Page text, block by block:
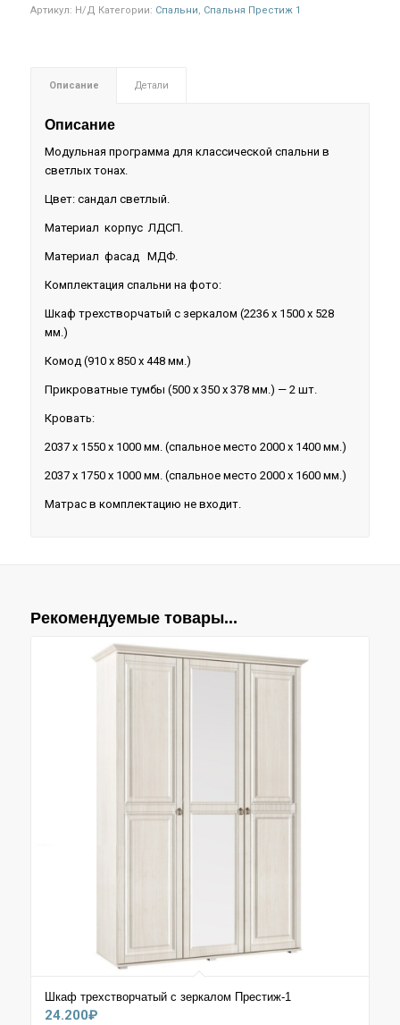
Артикул: Н/Д Категории: Спальни, Спальня Престиж 1
Описание Детали
Описание
Модульная программа для классической спальни в
светлых тонах.
Цвет: сандал светлый.
Материал корпус ЛДСП.
Материал фасад МДФ.
Комплектация спальни на фото:
Шкаф трехстворчатый с зеркалом (2236 х 1500 х 528
мм.)
Комод (910 х 850 х 448 мм.)
Прикроватные тумбы (500 х 350 х 378 мм.) — 2 шт.
Кровать:
2037 х 1550 х 1000 мм. (спальное место 2000 х 1400 мм.)
2037 х 1750 х 1000 мм. (спальное место 2000 х 1600 мм.)
Матрас в комплектацию не входит.
Рекомендуемые товары...
Шкаф трехстворчатый с зеркалом Престиж-1
24.200₽